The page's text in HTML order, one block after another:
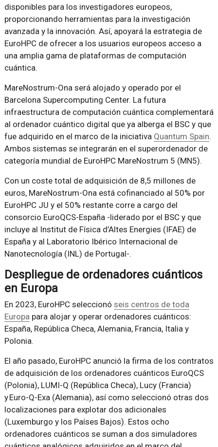
disponibles para los investigadores europeos,
proporcionando herramientas para la investigación
avanzada y la innovación. Así, apoyará la estrategia de
EuroHPC de ofrecer a los usuarios europeos acceso a
una amplia gama de plataformas de computación
cuántica.
MareNostrum-Ona será alojado y operado por el
Barcelona Supercomputing Center. La futura
infraestructura de computación cuántica complementará
al ordenador cuántico digital que ya alberga el BSC y que
fue adquirido en el marco de la iniciativa Quantum Spain.
Ambos sistemas se integrarán en el superordenador de
categoría mundial de EuroHPC MareNostrum 5 (MN5).
Con un coste total de adquisición de 8,5 millones de
euros, MareNostrum-Ona está cofinanciado al 50% por
EuroHPC JU y el 50% restante corre a cargo del
consorcio EuroQCS-España -liderado por el BSC y que
incluye al Institut de Física d’Altes Energies (IFAE) de
España y al Laboratorio Ibérico Internacional de
Nanotecnología (INL) de Portugal-.
Despliegue de ordenadores cuánticos
en Europa
En 2023, EuroHPC seleccionó seis centros de toda
Europa para alojar y operar ordenadores cuánticos:
España, República Checa, Alemania, Francia, Italia y
Polonia.
El año pasado, EuroHPC anunció la firma de los contratos
de adquisición de los ordenadores cuánticos EuroQCS
(Polonia), LUMI-Q (República Checa), Lucy (Francia)
y Euro-Q-Exa (Alemania), así como seleccionó otras dos
localizaciones para explotar dos adicionales
(Luxemburgo y los Países Bajos). Estos ocho
ordenadores cuánticos se suman a dos simuladores